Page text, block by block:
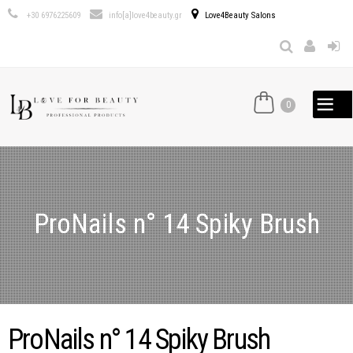
προς το
+30 6976225609 info[a]love4beauty.gr Love4Beauty Salons
0
ProNails n° 14 Spiky Brush
ProNails n° 14 Spiky Brush